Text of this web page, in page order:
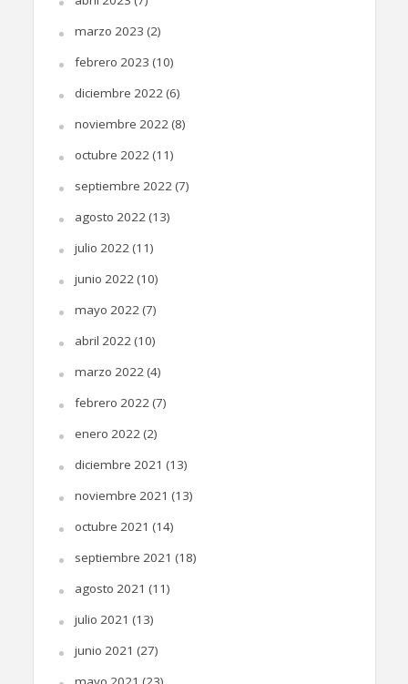
marzo 2023 (2)
febrero 2023 (10)
diciembre 2022 (6)
noviembre 2022 (8)
octubre 2022 (11)
septiembre 2022 (7)
agosto 2022 (13)
julio 2022 (11)
junio 2022 (10)
mayo 2022 (7)
abril 2022 (10)
marzo 2022 (4)
febrero 2022 (7)
enero 2022 (2)
diciembre 2021 (13)
noviembre 2021 (13)
octubre 2021 (14)
septiembre 2021 (18)
agosto 2021 (11)
julio 2021 (13)
junio 2021 (27)